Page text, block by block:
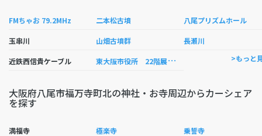
FMちゃお 79.2MHz 二本松古墳 八尾プリズムホール
玉串川 山畑古墳群 長瀬川
近鉄西信貴ケーブル 東
大阪市役所 22階展望ロビー >もっと
大阪府八尾市福万寺町北の神社・お寺周辺からカーシェア
を探す
満福寺 極楽寺 乗誓寺